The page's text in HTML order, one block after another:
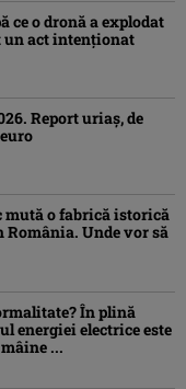
ce o dronă a explodat
un act intenționat
Report uriaș, de
mută o fabrică istorică
Unde vor să
În plină
energiei electrice este
...